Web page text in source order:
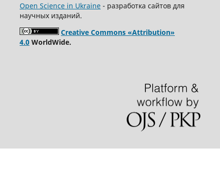
Open Science in Ukraine- разработка сайтов для
научных изданий.
Creative Commons «Attribution»
4.0WorldWide.